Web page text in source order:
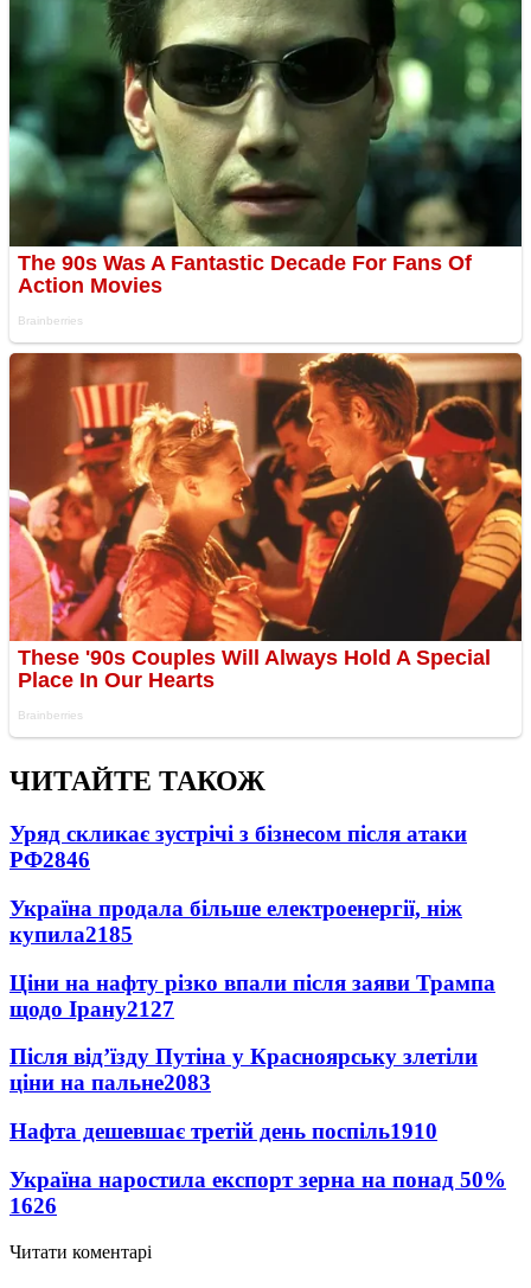
ЧИТАЙТЕ ТАКОЖ
Уряд скликає зустрічі з бізнесом після атаки
РФ2846
Україна продала більше електроенергії, ніж
купила2185
Ціни на нафту різко впали після заяви Трампа
щодо Ірану2127
Після від’їзду Путіна у Красноярську злетіли
ціни на пальне2083
Нафта дешевшає третій день поспіль1910
Україна наростила експорт зерна на понад 50%
1626
Читати коментарі